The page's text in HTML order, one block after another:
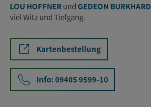
LOU HOFFNERund GEDEON BURKHARD
viel Witz und Tiefgang.
Kartenbestellung
Info: 09405 9599-10